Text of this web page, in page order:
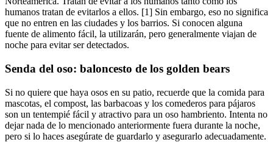
humanos tratan de evitarlos a ellos. [1] Sin embargo, eso no significa
que no entren en las ciudades y los barrios. Si conocen alguna
fuente de alimento fácil, la utilizarán, pero generalmente viajan de
noche para evitar ser detectados.
Senda del oso: baloncesto de los golden bears
Si no quiere que haya osos en su patio, recuerde que la comida para
mascotas, el compost, las barbacoas y los comederos para pájaros
son un tentempié fácil y atractivo para un oso hambriento. Intenta no
dejar nada de lo mencionado anteriormente fuera durante la noche,
pero si lo haces asegúrate de guardarlo y asegurarlo adecuadamente.